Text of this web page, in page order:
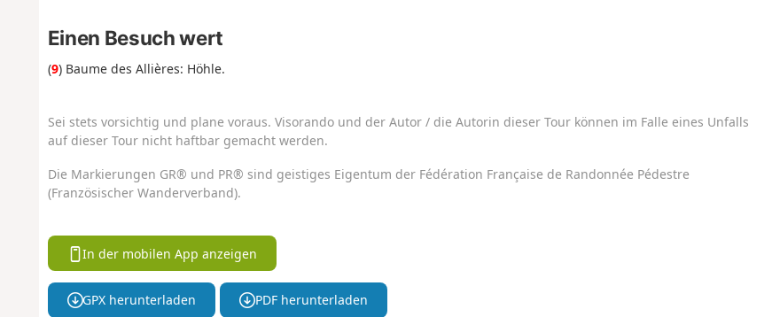
Einen Besuch wert
(9) Baume des Allières: Höhle.
Sei stets vorsichtig und plane voraus. Visorando und der Autor / die Autorin dieser Tour können im Falle eines Unfalls
auf dieser Tour nicht haftbar gemacht werden.
Die Markierungen GR® und PR® sind geistiges Eigentum der Fédération Française de Randonnée Pédestre
(Französischer Wanderverband).
In der mobilen App anzeigen
GPX herunterladen PDF herunterladen